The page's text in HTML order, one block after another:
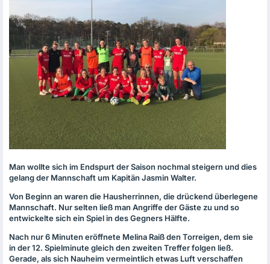
Man wollte sich im Endspurt der Saison nochmal steigern und dies
gelang der Mannschaft um Kapitän Jasmin Walter.
Von Beginn an waren die Hausherrinnen, die drückend überlegene
Mannschaft. Nur selten ließ man Angriffe der Gäste zu und so
entwickelte sich ein Spiel in des Gegners Hälfte.
Nach nur 6 Minuten eröffnete Melina Raiß den Torreigen, dem sie
in der 12. Spielminute gleich den zweiten Treffer folgen ließ.
Gerade, als sich Nauheim vermeintlich etwas Luft verschaffen